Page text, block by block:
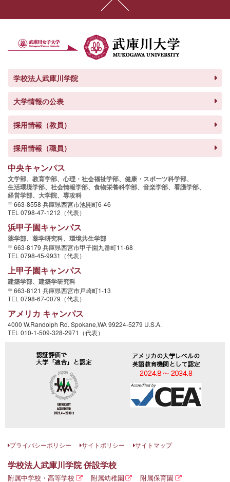
学校法人武庫川学院
大学情報の公表
採用情報（教員）
採用情報（職員）
中央キャンパス
文学部、 教育学部、 心理・社会福祉学部、 健康・スポーツ科学部、
生活環境学部、 社会情報学部、 食物栄養科学部、 音楽学部、 看護学部、
経営学部、 大学院、 専攻科
〒663-8558 兵庫県西宮市池開町6-46
TEL 0798-47-1212（代表）
浜甲子園キャンパス
薬学部、 薬学研究科、 環境共生学部
〒663-8179 兵庫県西宮市甲子園九番町11-68
TEL 0798-45-9931（代表）
上甲子園キャンパス
建築学部、 建築学研究科
〒663-8121 兵庫県西宮市戸崎町1-13
TEL 0798-67-0079（代表）
アメリカ キャンパス
4000 W.Randolph Rd. Spokane,WA 99224-5279 U.S.A.
TEL 010-1-509-328-2971（代表）
プライバシーポリシー サイトポリシー サイトマップ
学校法人武庫川学院 併設学校
附属中学校・高等学校 附属幼稚園 附属保育園